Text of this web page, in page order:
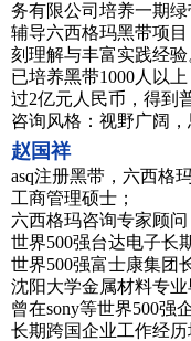
务有限公司培养一期
辅导六西格玛黑带项
刻理解与丰富实践经验
已培养黑带1000人以
过2亿元人民币，得到
咨询风格：视野广阔，
赵国祥
asq注册黑带，六西格
工商管理硕士；
六西格玛咨询专家顾问
世界500强台达电子长
世界500强富士康集团
沈阳大学金属材料专业
曾在sony等世界500强
长期跨国企业工作经